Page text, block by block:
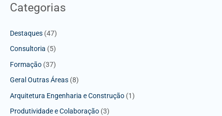
Categorias
Destaques (47)
Consultoria (5)
Formação (37)
Geral Outras Áreas (8)
Arquitetura Engenharia e Construção (1)
Produtividade e Colaboração (3)